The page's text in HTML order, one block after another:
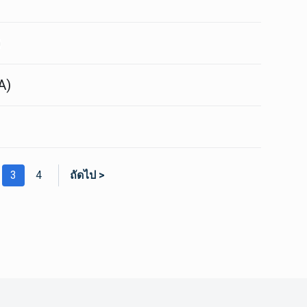
3 4 ถัดไป >